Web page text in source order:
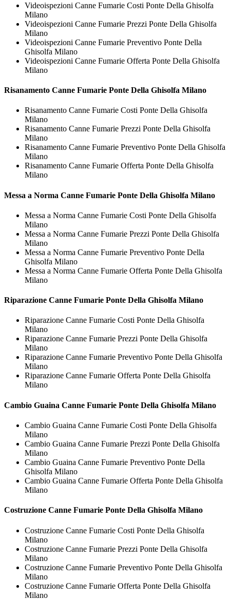
Videoispezioni Canne Fumarie Costi Ponte Della Ghisolfa
Milano
Videoispezioni Canne Fumarie Prezzi Ponte Della Ghisolfa
Milano
Videoispezioni Canne Fumarie Preventivo Ponte Della
Ghisolfa Milano
Videoispezioni Canne Fumarie Offerta Ponte Della Ghisolfa
Milano
Risanamento Canne Fumarie Ponte Della Ghisolfa Milano
Risanamento Canne Fumarie Costi Ponte Della Ghisolfa
Milano
Risanamento Canne Fumarie Prezzi Ponte Della Ghisolfa
Milano
Risanamento Canne Fumarie Preventivo Ponte Della Ghisolfa
Milano
Risanamento Canne Fumarie Offerta Ponte Della Ghisolfa
Milano
Messa a Norma Canne Fumarie Ponte Della Ghisolfa Milano
Messa a Norma Canne Fumarie Costi Ponte Della Ghisolfa
Milano
Messa a Norma Canne Fumarie Prezzi Ponte Della Ghisolfa
Milano
Messa a Norma Canne Fumarie Preventivo Ponte Della
Ghisolfa Milano
Messa a Norma Canne Fumarie Offerta Ponte Della Ghisolfa
Milano
Riparazione Canne Fumarie Ponte Della Ghisolfa Milano
Riparazione Canne Fumarie Costi Ponte Della Ghisolfa
Milano
Riparazione Canne Fumarie Prezzi Ponte Della Ghisolfa
Milano
Riparazione Canne Fumarie Preventivo Ponte Della Ghisolfa
Milano
Riparazione Canne Fumarie Offerta Ponte Della Ghisolfa
Milano
Cambio Guaina Canne Fumarie Ponte Della Ghisolfa Milano
Cambio Guaina Canne Fumarie Costi Ponte Della Ghisolfa
Milano
Cambio Guaina Canne Fumarie Prezzi Ponte Della Ghisolfa
Milano
Cambio Guaina Canne Fumarie Preventivo Ponte Della
Ghisolfa Milano
Cambio Guaina Canne Fumarie Offerta Ponte Della Ghisolfa
Milano
Costruzione Canne Fumarie Ponte Della Ghisolfa Milano
Costruzione Canne Fumarie Costi Ponte Della Ghisolfa
Milano
Costruzione Canne Fumarie Prezzi Ponte Della Ghisolfa
Milano
Costruzione Canne Fumarie Preventivo Ponte Della Ghisolfa
Milano
Costruzione Canne Fumarie Offerta Ponte Della Ghisolfa
Milano